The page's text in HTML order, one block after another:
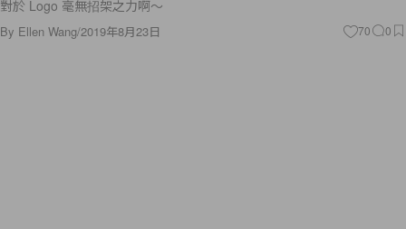
對於 Logo 毫無招架之力啊～
By Ellen Wang/2019年8月23日 70 0